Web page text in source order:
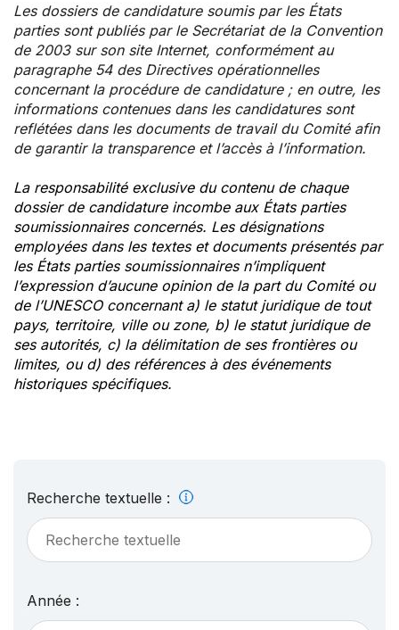
Les dossiers de candidature soumis par les États
parties sont publiés par le Secrétariat de la Convention
de 2003 sur son site Internet, conformément au
paragraphe 54 des Directives opérationnelles
concernant la procédure de candidature ; en outre, les
informations contenues dans les candidatures sont
reflétées dans les documents de travail du Comité afin
de garantir la transparence et l’accès à l’information.
La responsabilité exclusive du contenu de chaque
dossier de candidature incombe aux États parties
soumissionnaires concernés. Les désignations
employées dans les textes et documents présentés par
les États parties soumissionnaires n’impliquent
l’expression d’aucune opinion de la part du Comité ou
de l’UNESCO concernant a) le statut juridique de tout
pays, territoire, ville ou zone, b) le statut juridique de
ses autorités, c) la délimitation de ses frontières ou
limites, ou d) des références à des événements
historiques spécifiques.
Recherche textuelle :
Année :